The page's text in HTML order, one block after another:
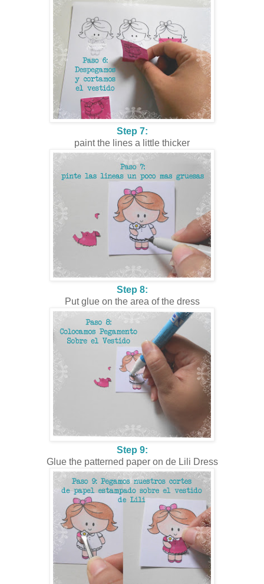
Step 7:
paint the lines a little thicker
Step 8:
Put glue on the area of the dress
Step 9:
Glue the patterned paper on de Lili Dress